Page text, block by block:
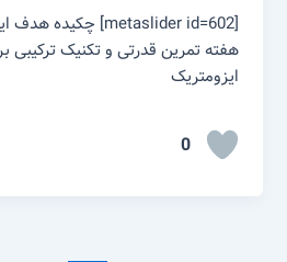
هفته تمرین قدرتی و تکنیک ترکیبی
ایزومتریک
0